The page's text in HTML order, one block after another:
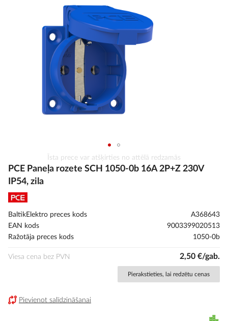
uz
galerijas
sākumu
Īsta prece var atšķirties no attēlā redzamās
PCE Paneļa rozete SCH 1050-0b 16A 2P+Z 230V
IP54, zila
BaltikElektro preces kods
A368643
EAN kods
9003399020513
Ražotāja preces kods
1050-0b
Viesa cena bez PVN 2,50 €/gab.
Pierakstieties, lai redzētu cenas
Pievienot salīdzināšanai